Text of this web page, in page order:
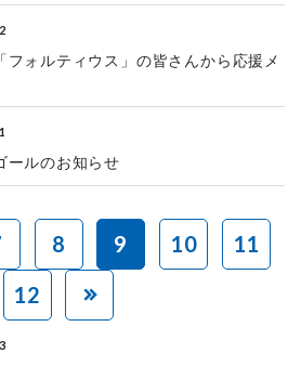
フォルティウス」の皆さんから応援メ
ールのお知らせ
8 9 10
11
12